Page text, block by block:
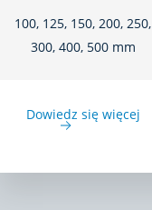
100, 125, 150, 200, 250,
300, 400, 500 mm
Dowiedz się więcej